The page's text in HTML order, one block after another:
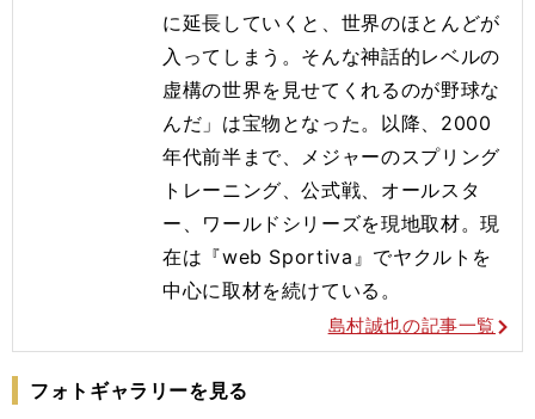
に延長していくと、世界のほとんどが
入ってしまう。そんな神話的レベルの
虚構の世界を見せてくれるのが野球な
んだ」は宝物となった。以降、2000
年代前半まで、メジャーのスプリング
トレーニング、公式戦、オールスタ
ー、ワールドシリーズを現地取材。現
在は『web Sportiva』でヤクルトを
中心に取材を続けている。
島村誠也の記事一覧
フォトギャラリーを見る